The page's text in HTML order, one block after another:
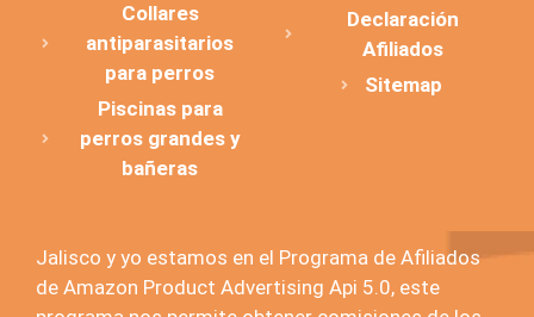
Collares
antiparasitarios
para perros
Piscinas para
perros grandes y
bañeras
Declaración
Afiliados
Sitemap
Jalisco y yo estamos en el Programa de Afiliados
de Amazon Product Advertising Api 5.0, este